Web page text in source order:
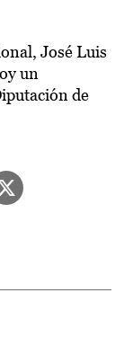
José Luis
un
de